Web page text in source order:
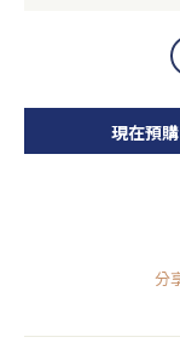
現在預購
分